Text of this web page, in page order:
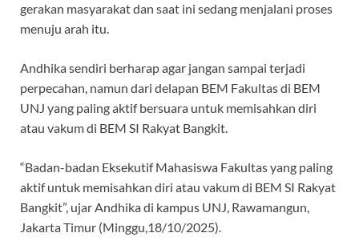
gerakan masyarakat dan saat ini sedang menjalani proses
menuju arah itu.
Andhika sendiri berharap agar jangan sampai terjadi
perpecahan, namun dari delapan BEM Fakultas di BEM
UNJ yang paling aktif bersuara untuk memisahkan diri
atau vakum di BEM SI Rakyat Bangkit.
“Badan-badan Eksekutif Mahasiswa Fakultas yang paling
aktif untuk memisahkan diri atau vakum di BEM SI Rakyat
Bangkit”, ujar Andhika di kampus UNJ, Rawamangun,
Jakarta Timur (Minggu,18/10/2025).